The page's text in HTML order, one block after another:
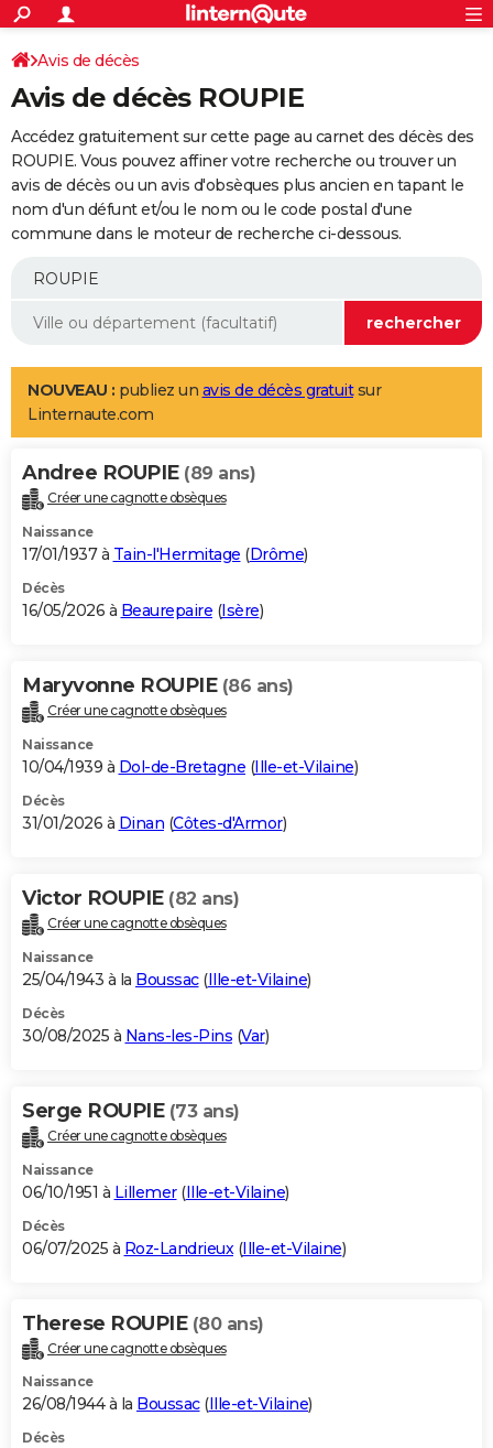
ACTUALITÉS
Politique
Société
Faits Divers
Education
Monde
Villes
+
SPORT
Coupe du monde 2026
Football
Tennis
Cyclisme
Rugby
Forum
Programme TV
TNT
Streaming
Cinéma
Sorties cinéma
Musique
+
FINANCE
Retraite
Epargne
Immobilier
Risques naturels par ville
Banque
Assurance
AUTO
Essais
Réserver un essai
Citadines
Berlines
SUV
Forum auto
+
Mobiles
Meilleur smartphone
Internet
Ordinateurs
Jeux vidéo
Guide high-tech
Aménagement intérieur
LIFESTYLE
Art de vivre
Bien-être
Loisirs
Mode
Modes de vie
Alimentation
Guide de la santé
Maladies
Médicaments
Sommeil
VOYAGE
Destinations
City break
Voyage nature
Voyage de noces
Forum
Climat
+PHOTO
GUIDES D'ACHAT
BONS PLANS
Carte de Noël
Carte Bonne année
Carte Saint-Valentin
Carte Pâques
Carte d'anniversaire
DICTIONNAIRE
Dictionnaire
Biographies
Citations
Expressions
Proverbes
PROGRAMME TV
S'inscrire
Se connecter
Lycées
Collèges
Primaires
Universités
Entreprises
Service militaire
Avis de recherche
AVIS DE DÉCÈS
Bricolage
Lifestyle
Culture
Sport
Auto
Television
Voyage
Cinema
Avis de décès
Avis de décès ROUPIE
Accédez gratuitement sur cette page au carnet des décès des
ROUPIE. Vous pouvez affiner votre recherche ou trouver un
avis de décès ou un avis d'obsèques plus ancien en tapant le
nom d'un défunt et/ou le nom ou le code postal d'une
commune dans le moteur de recherche ci-dessous.
NOUVEAU : publiez un avis de décès gratuitsur
Linternaute.com
Andree ROUPIE (89 ans)
Créer une cagnotte obsèques
Naissance
17/01/1937 à Tain-l'Hermitage (Drôme)
Décès
16/05/2026 à Beaurepaire (Isère)
Maryvonne ROUPIE (86 ans)
Créer une cagnotte obsèques
Naissance
10/04/1939 à Dol-de-Bretagne (Ille-et-Vilaine)
Décès
31/01/2026 à Dinan (Côtes-d'Armor)
Victor ROUPIE (82 ans)
Créer une cagnotte obsèques
Naissance
25/04/1943 à la Boussac(Ille-et-Vilaine)
Décès
30/08/2025 à Nans-les-Pins (Var)
Serge ROUPIE (73 ans)
Créer une cagnotte obsèques
Naissance
06/10/1951 à Lillemer(Ille-et-Vilaine)
Décès
06/07/2025 à Roz-Landrieux (Ille-et-Vilaine)
Therese ROUPIE (80 ans)
Créer une cagnotte obsèques
Naissance
26/08/1944 à la Boussac(Ille-et-Vilaine)
Décès